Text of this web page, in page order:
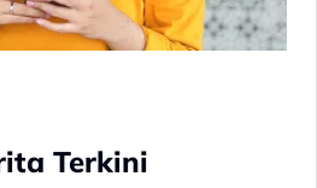
Terkini